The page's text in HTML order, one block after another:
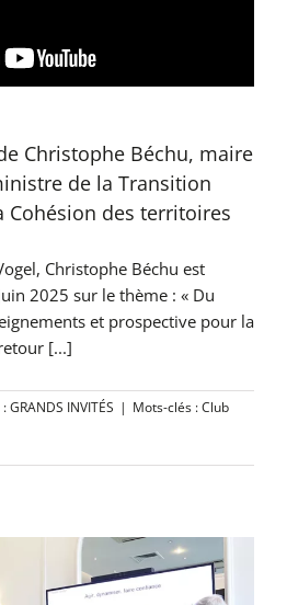
Christophe Béchu, maire
de la Transition
Cohésion des territoires
Christophe Béchu est
2025 sur le thème : « Du
et prospective pour la
[...]
:GRANDS INVITÉS | Mots-clés :Club